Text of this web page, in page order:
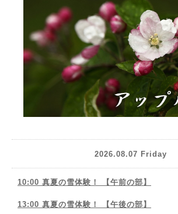
2026.08.07 Friday
10:00 真夏の雪体験！ 【午前の部】
13:00 真夏の雪体験！ 【午後の部】